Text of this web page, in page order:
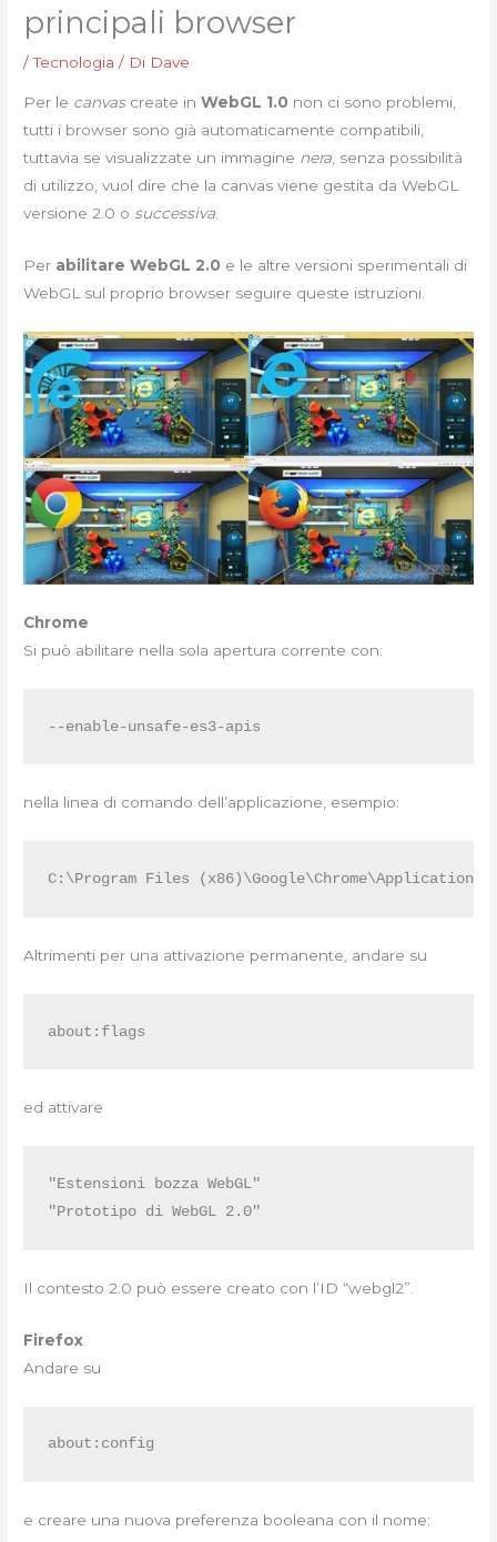
principali browser
/Tecnologia / Di Dave
Per le canvascreate inWebGL 1.0 non ci sono problemi,
tutti i browser sono già automaticamente compatibili,
tuttavia se visualizzate un immagine nera , senza possibilità
di utilizzo, vuol dire che la canvas viene gestita da WebGL
versione 2.0 o successiva
Per abilitare WebGL 2.0 e le altre versioni sperimentali di
WebGL sul proprio browser seguire queste istruzioni.
Chrome
Si può abilitare nella sola apertura corrente con:
--enable-unsafe-es3-apis
nella linea di comando dell’applicazione, esempio:
C:\Program Files
Altrimenti per una attivazione permanente, andare su
about:flags
ed attivare
"Estensioni bozza WebGL"
"Prototipo di WebGL 2.0"
Il contesto 2.0 può essere creato con l’ID “webgl2”.
Firefox
Andare su
about:config
e creare una nuova preferenza booleana con il nome: